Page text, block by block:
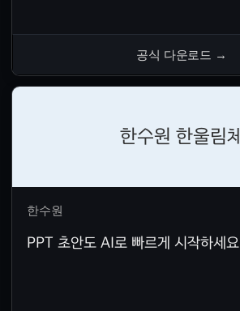
공식 다운로드 →
한수원 한울림체
한수원
PPT 초안도 AI로 빠르게 시작하세요